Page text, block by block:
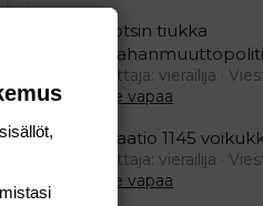
Ruotsin tiukka
Aloittaja: vierailija
Aihe vapaa
Relaatio 1145
Aloittaja: vierailija
Aihe vapaa